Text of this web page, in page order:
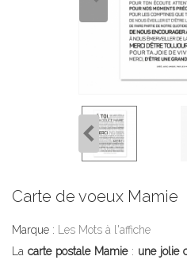
Carte de voeux Mamie
Marque :
Les Mots à l'affiche
La carte postale Mamie: une jolie